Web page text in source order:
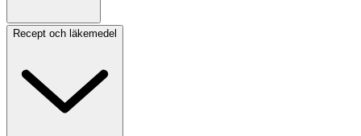
Recept och läkemedel